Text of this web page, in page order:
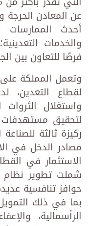
عن المعادن الحرجة
أحدث الممارسات
والخدمات
فرصًا للتعاون بين
وتعمل المملكة
لقطاع التعدين،
واستغلال
ركيزة ثالثة
مصادر الدخل في
الاستثمار في
شملت تطوير نظام
حوافز تنافسية
الرأسمالية،